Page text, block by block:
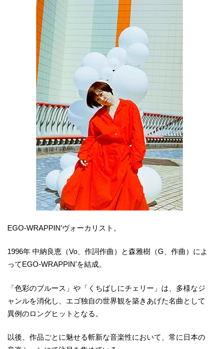
EGO-WRAPPIN’ヴォーカリスト。
1996年 中納良恵（Vo、作詞作曲）と森雅樹（G、作曲）によ
ってEGO-WRAPPIN’を結成。
「色彩のブルース」や「くちばしにチェリー」は、多様なジ
ャンルを消化し、エゴ独自の世界観を築きあげた名曲として
異例のロングヒットとなる。
以後、作品ごとに魅せる斬新な音楽性において、常に日本の